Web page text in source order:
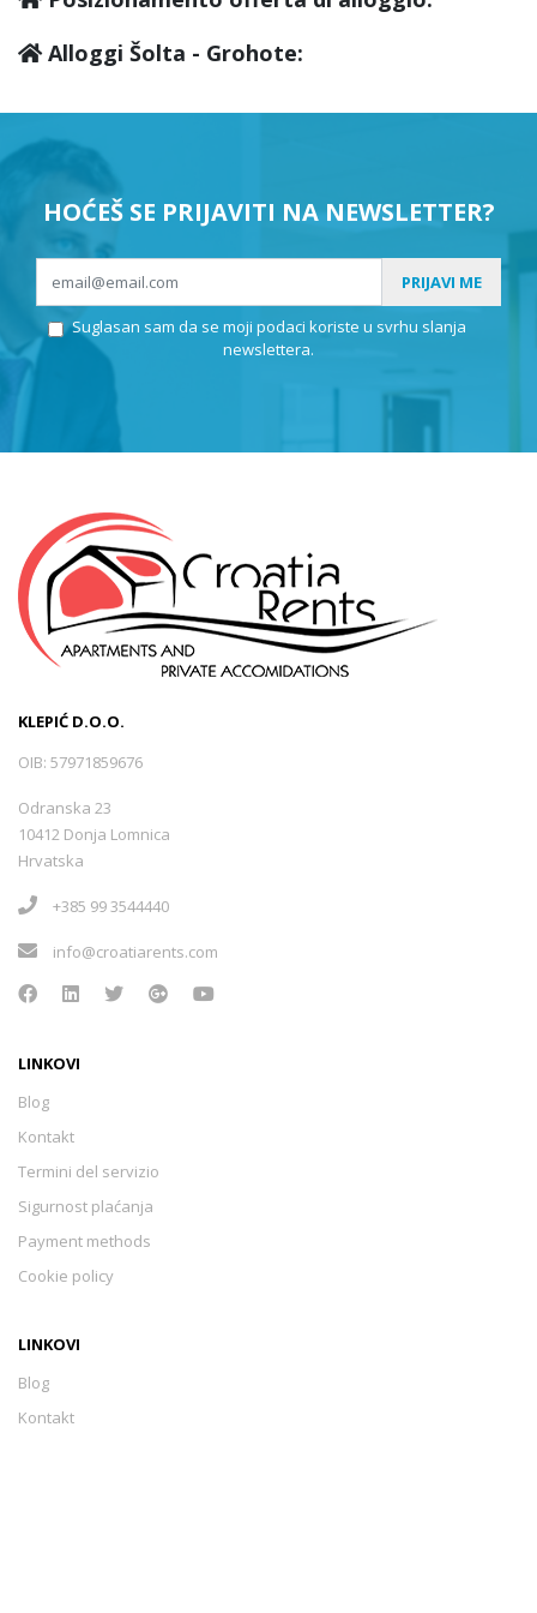
Alloggi Šolta - Grohote:
HOĆEŠ SE PRIJAVITI NA NEWSLETTER?
PRIJAVI ME
Suglasan sam da se moji podaci koriste u svrhu slanja
newslettera.
KLEPIĆ D.O.O.
OIB: 57971859676
Odranska 23
10412 Donja Lomnica
Hrvatska
+385 99 3544440
info@croatiarents.com
LINKOVI
Blog
Kontakt
Termini del servizio
Sigurnost plaćanja
Payment methods
Cookie policy
LINKOVI
Blog
Kontakt